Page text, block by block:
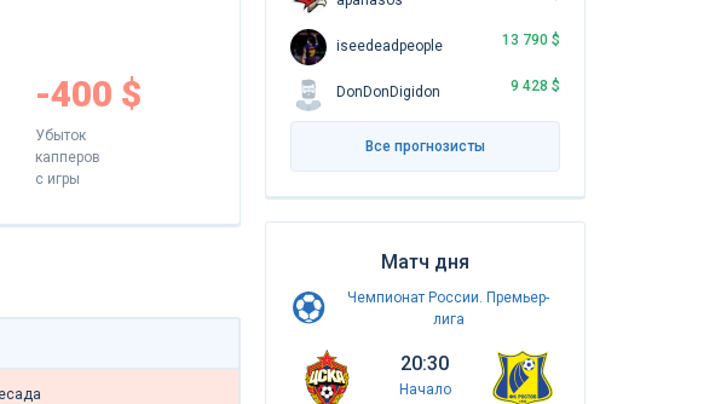
-400 $
Убыток
капперов
с игры
iseedeadpeople 13 790 $
DonDonDigidon 9 428 $
Все прогнозисты
Матч дня
Чемпионат России. Премьер-
лига
20:30
Начало